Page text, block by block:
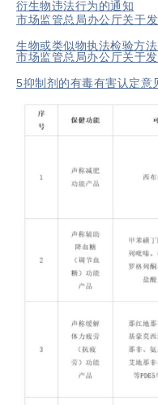
衍生物违法行为的通知
市场监管总局办公厅关于
生物或类似物执法检验方
市场监管总局办公厅关于
5抑制剂的有毒有害认定意